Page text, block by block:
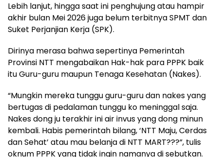
Lebih lanjut, hingga saat ini penghujung atau hampir
akhir bulan Mei 2026 juga belum terbitnya SPMT dan
Suket Perjanjian Kerja (SPK).
Dirinya merasa bahwa sepertinya Pemerintah
Provinsi NTT mengabaikan Hak-hak para PPPK baik
itu Guru-guru maupun Tenaga Kesehatan (Nakes).
“Mungkin mereka tunggu guru-guru dan nakes yang
bertugas di pedalaman tunggu ko meninggal saja.
Nakes dong ju terakhir ini air invus yang dong minun
kembali. Habis pemerintah bilang, ‘NTT Maju, Cerdas
dan Sehat’ atau mau belanja di NTT MART???”, tulis
oknum PPPK yang tidak ingin namanya di sebutkan.